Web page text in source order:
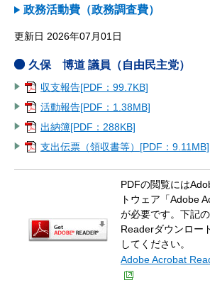
政務活動費（政務調査費）
更新日 2026年07月01日
久保 博道 議員（自由民主党）
収支報告[PDF：99.7KB]
活動報告[PDF：1.38MB]
出納簿[PDF：288KB]
支出伝票（領収書等）[PDF：9.11MB]
PDFの閲覧には
トウェア「Adobe
が必要です。下記
Readerダウンロー
してください。
Adobe Acrobat